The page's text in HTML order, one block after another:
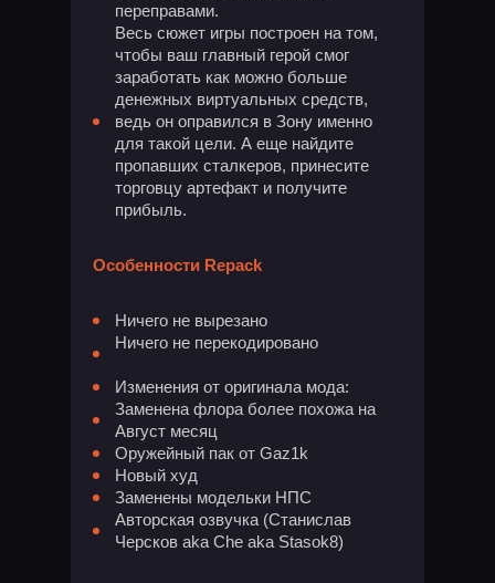
переправами.
Весь сюжет игры построен на том,
чтобы ваш главный герой смог
заработать как можно больше
денежных виртуальных средств,
ведь он оправился в Зону именно
для такой цели. А еще найдите
пропавших сталкеров, принесите
торговцу артефакт и получите
прибыль.
Особенности Repack
Ничего не вырезано
Ничего не перекодировано
Изменения от оригинала мода:
Заменена флора более похожа на
Август месяц
Оружейный пак от Gaz1k
Новый худ
Заменены модельки НПС
Авторская озвучка (Станислав
Черсков aka Che aka Stasok8)